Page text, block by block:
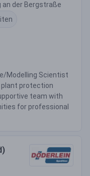
an der Bergstraße
Modelling Scientist
protection
team with
for professional